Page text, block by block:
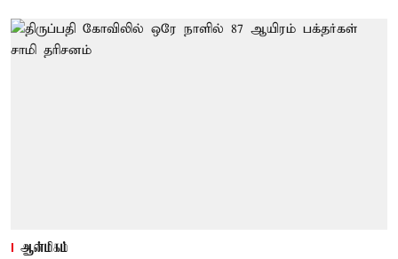
ஆன்மிகம்